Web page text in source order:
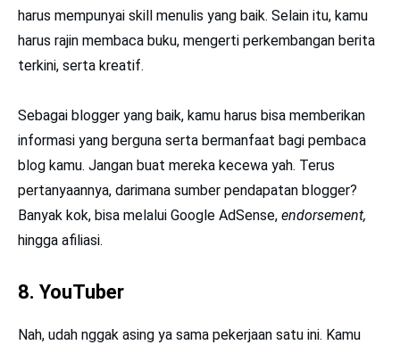
harus mempunyai skill menulis yang baik. Selain itu, kamu
harus rajin membaca buku, mengerti perkembangan berita
terkini, serta kreatif.
Sebagai blogger yang baik, kamu harus bisa memberikan
informasi yang berguna serta bermanfaat bagi pembaca
blog kamu. Jangan buat mereka kecewa yah. Terus
pertanyaannya, darimana sumber pendapatan blogger?
Banyak kok, bisa melalui Google AdSense, endorsement,
hingga afiliasi.
8. YouTuber
Nah, udah nggak asing ya sama pekerjaan satu ini. Kamu